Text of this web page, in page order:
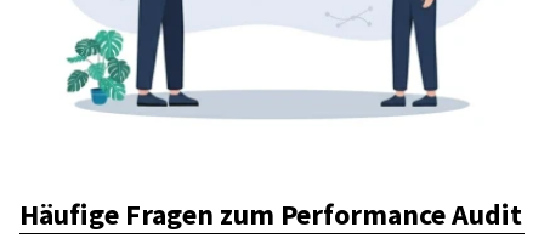
Häufige Fragen zum Performance Audit